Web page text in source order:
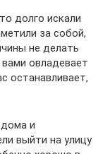
долго искали
за собой,
не делать
овладевает
останавливает,
и
выйти на улицу